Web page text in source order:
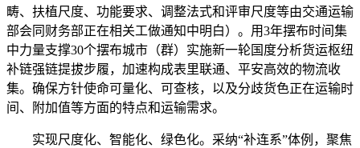
畴、扶植尺度、功能要求、调整法式和评审尺度等由交通运输
部会同财务部正在相关工做通知中明白）。用3年摆布时间集
中力量支撑30个摆布城市（群）实施新一轮国度分析货运枢纽
补链强链提拔步履，加速构成表里联通、平安高效的物流收
集。确保方针使命可量化、可查核，以及分歧货色正在运输时
间、附加值等方面的特点和运输需求。
实现尺度化、智能化、绿色化。采纳“补连系”体例，聚焦